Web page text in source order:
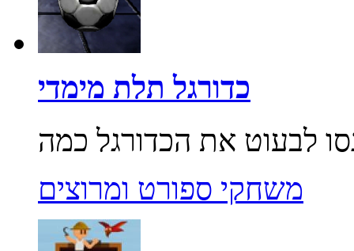
כדורגל תלת מימדי
משחקי ספורט ומרוצים